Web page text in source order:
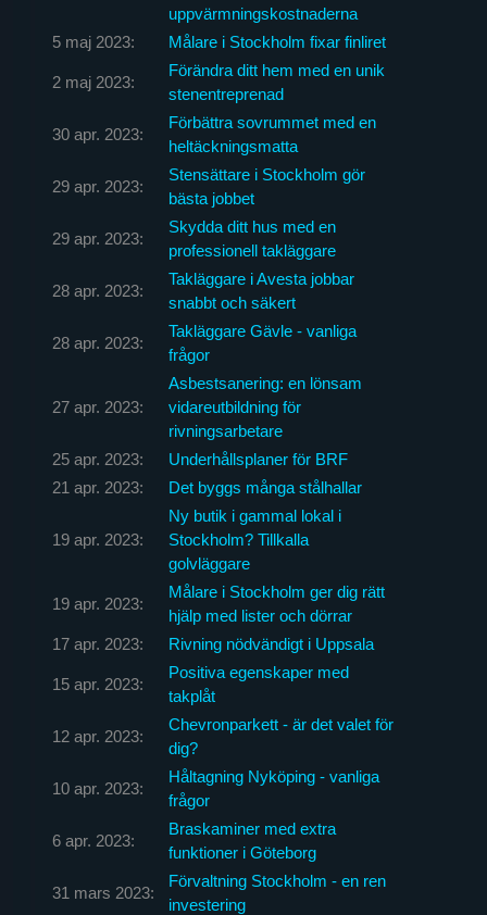
uppvärmningskostnaderna
5 maj 2023:
Målare i Stockholm fixar finliret
2 maj 2023:
Förändra ditt hem med en unik
stenentreprenad
30 apr. 2023:
Förbättra sovrummet med en
heltäckningsmatta
29 apr. 2023:
Stensättare i Stockholm gör
bästa jobbet
29 apr. 2023:
Skydda ditt hus med en
professionell takläggare
28 apr. 2023:
Takläggare i Avesta jobbar
snabbt och säkert
28 apr. 2023:
Takläggare Gävle - vanliga
frågor
27 apr. 2023:
Asbestsanering: en lönsam
vidareutbildning för
rivningsarbetare
25 apr. 2023:
Underhållsplaner för BRF
21 apr. 2023:
Det byggs många stålhallar
19 apr. 2023:
Ny butik i gammal lokal i
Stockholm? Tillkalla
golvläggare
19 apr. 2023:
Målare i Stockholm ger dig rätt
hjälp med lister och dörrar
17 apr. 2023:
Rivning nödvändigt i Uppsala
15 apr. 2023:
Positiva egenskaper med
takplåt
12 apr. 2023:
Chevronparkett - är det valet för
dig?
10 apr. 2023:
Håltagning Nyköping - vanliga
frågor
6 apr. 2023:
Braskaminer med extra
funktioner i Göteborg
31 mars 2023:
Förvaltning Stockholm - en ren
investering